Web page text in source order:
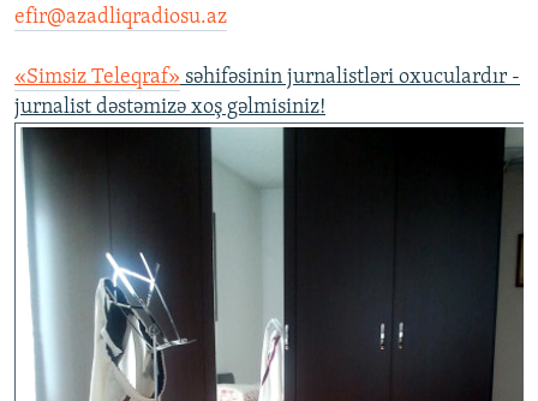
efir@azadliqradiosu.az
«Simsiz Teleqraf» səhifəsinin jurnalistləri oxuculardır -
jurnalist dəstəmizə xoş gəlmisiniz!